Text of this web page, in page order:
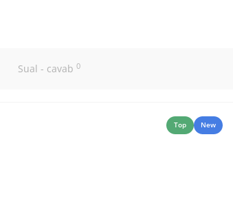
Sual - cavab 0
Top New